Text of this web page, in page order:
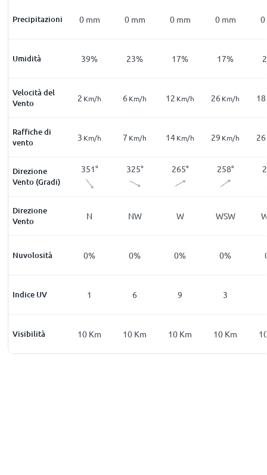
Precipitazioni
0mm 0 mm 0 mm 0 mm 0 mm 0
Umidità
45 39% 23% 17% 17%
Velocità del
Vento4Km/h 2 Km/h 6 Km/h 12 Km/h 26 Km/h 18
Raffiche di
vento
h 5Km/h 3 Km/h 7 Km/h 14Km/h 29 Km/h 26
Direzione
Vento (Gradi)
27 351° 325° 265° 258°
Direzione
VentoNNE N NW W WSW
Nuvolosità
0% 0% 0% 0% 0%
Indice UV
0 1 6 9 3
Visibilità
10Km 10 Km 10 Km 10 Km 10 Km